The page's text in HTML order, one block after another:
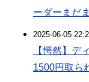
ーダーまだ
2025-06-05
【愕然】デ
1500円取ら